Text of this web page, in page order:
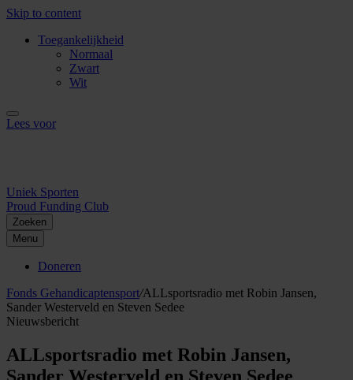
Skip to content
Toegankelijkheid
Normaal
Zwart
Wit
Lees voor
Uniek Sporten
Proud Funding Club
Zoeken
Menu
Doneren
Fonds Gehandicaptensport/ALLsportsradio met Robin Jansen,
Sander Westerveld en Steven Sedee
Nieuwsbericht
ALLsportsradio met Robin Jansen,